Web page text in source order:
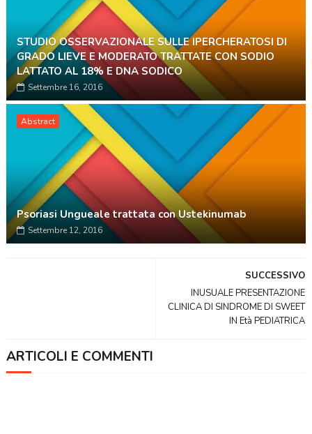
STUDIO OSSERVAZIONALE SULLE IPERCHERATOSI DI
GRADO LIEVE E MODERATO TRATTATE CON SODIO
LATTATO AL 18% E DNA SODICO
Settembre 16, 2016
Abstract
Psoriasi Ungueale trattata con Ustekinumab
Settembre 12, 2016
SUCCESSIVO
INUSUALE PRESENTAZIONE
CLINICA DI SINDROME DI SWEET
IN Età PEDIATRICA
ARTICOLI E COMMENTI